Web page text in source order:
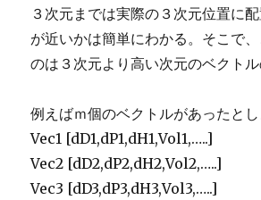
３次元までは実際の３次元位置に
が近いかは簡単にわかる。そこで
のは３次元より高い次元のベクトル
例えばｍ個のベクトルがあったとし
Vec1 [dD1,dP1,dH1,Vol1,…..]
Vec2 [dD2,dP2,dH2,Vol2,…..]
Vec3 [dD3,dP3,dH3,Vol3,…..]